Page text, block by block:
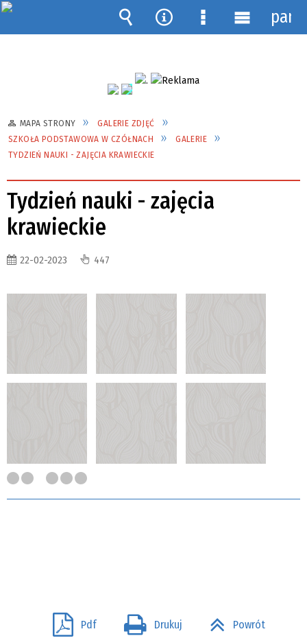
MAPA STRONY
GALERIE ZDJĘĆ
SZKOŁA PODSTAWOWA W CZÓŁNACH
GALERIE
TYDZIEŃ NAUKI - ZAJĘCIA KRAWIECKIE
Tydzień nauki - zajęcia
krawieckie
22-02-2023 447
Pdf Drukuj Powrót
Wyszukiwarka
Narzędzia
MenuMenu